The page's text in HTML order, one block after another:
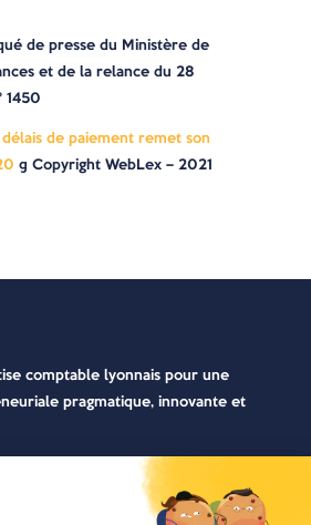
de presse du Ministère de
et de la relance du 28
1450
de paiement remet son
© Copyright WebLex – 2021
comptable lyonnais pour une
pragmatique, innovante et